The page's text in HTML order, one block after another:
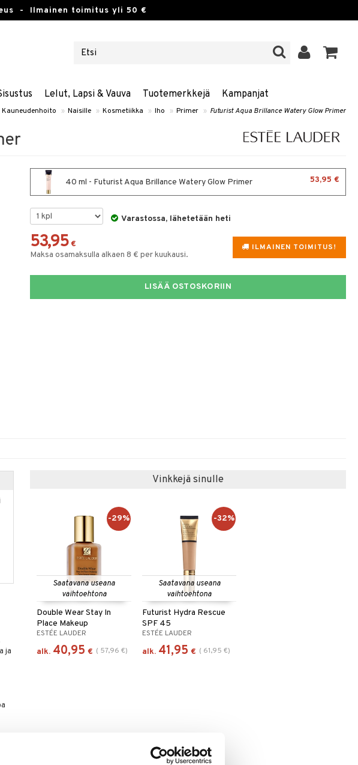
- Ilmainen toimitus yli 50 €
Lelut, Lapsi & Vauva Tuotemerkkejä Kampanjat
Kauneudenhoito » Naisille » Kosmetiikka » Iho » Primer » Futurist Aqua Brillance Watery Glow Primer
40 ml - Futurist Aqua Brillance Watery Glow Primer 53,95 €
Varastossa, lähetetään heti
ILMAINEN TOIMITUS!
53,95 €
Maksa osamaksulla alkaen 8 € per kuukausi.
LISÄÄ OSTOSKORIIN
ja
Vinkkejä sinulle
Saatavana useana
vaihtoehtona
Double Wear Stay In
Place Makeup
ESTÉE LAUDER
alk. 40,95 € ( 57,96 €)
-29%
Saatavana useana
vaihtoehtona
Futurist Hydra Rescue
SPF 45
ESTÉE LAUDER
alk. 41,95 € ( 61,95 €)
-32%